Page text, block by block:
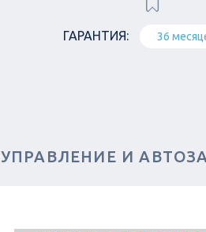
ГАРАНТИЯ: 36
УПРАВЛЕНИЕ И